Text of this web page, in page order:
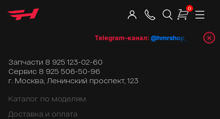
0
Telegram-канал: @hmrshop_ru 👈 ×
Запчасти 8 925 123-02-60
Сервис 8 925 506-50-96
г. Москва, Ленинский проспект, 123
Каталог по моделям
Доставка и оплата